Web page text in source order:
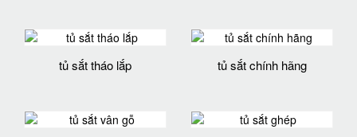
tủ sắt tháo lắp tủ sắt chính hãng